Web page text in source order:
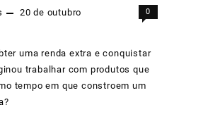
20 de outubro
0
uma renda extra e conquistar
trabalhar com produtos que
tempo em que constroem um